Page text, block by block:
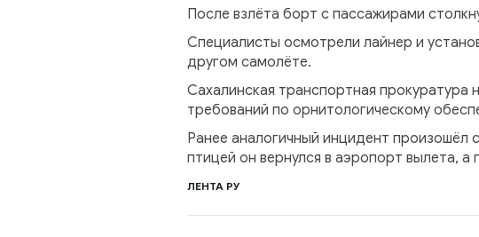
После взлёта борт с пассажирами
Специалисты осмотрели лайнер и
другом самолёте.
Сахалинская транспортная
требований по орнитологическому
Ранее аналогичный инцидент произошёл
птицей он вернулся в аэропорт вылета,
ЛЕНТА РУ